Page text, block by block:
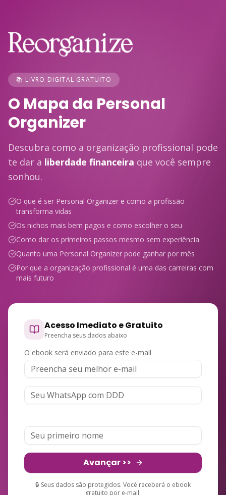
📚 LIVRO DIGITAL GRATUITO
O Mapa da Personal
Organizer
Descubra como a organização profissional pode
te dar a liberdade financeira que você sempre
sonhou.
O que é ser Personal Organizer e como a profissão
transforma vidas
Os nichos mais bem pagos e como escolher o seu
Como dar os primeiros passos mesmo sem experiência
Quanto uma Personal Organizer pode ganhar por mês
Por que a organização profissional é uma das carreiras com
mais futuro
Acesso Imediato e Gratuito
Preencha seus dados abaixo
O ebook será enviado para este e-mail
Avançar >>
🔒 Seus dados são protegidos. Você receberá o ebook
gratuito por e-mail.